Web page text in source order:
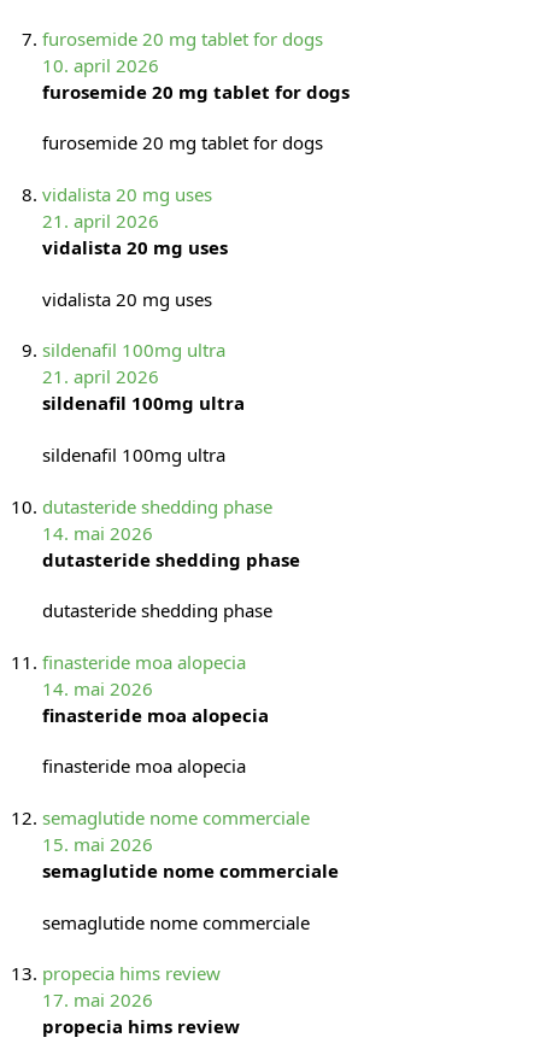
furosemide 20 mg tablet for dogs
10. april 2026
furosemide 20 mg tablet for dogs
furosemide 20 mg tablet for dogs
vidalista 20 mg uses
21. april 2026
vidalista 20 mg uses
vidalista 20 mg uses
sildenafil 100mg ultra
21. april 2026
sildenafil 100mg ultra
sildenafil 100mg ultra
dutasteride shedding phase
14. mai 2026
dutasteride shedding phase
dutasteride shedding phase
finasteride moa alopecia
14. mai 2026
finasteride moa alopecia
finasteride moa alopecia
semaglutide nome commerciale
15. mai 2026
semaglutide nome commerciale
semaglutide nome commerciale
propecia hims review
17. mai 2026
propecia hims review